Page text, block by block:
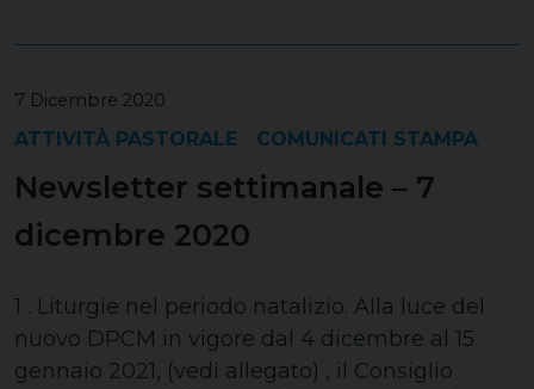
7 Dicembre 2020
ATTIVITÀ PASTORALE COMUNICATI STAMPA
Newsletter settimanale – 7
dicembre 2020
1 . Liturgie nel periodo natalizio. Alla luce del
nuovo DPCM in vigore dal 4 dicembre al 15
gennaio 2021, (vedi allegato) , il Consiglio